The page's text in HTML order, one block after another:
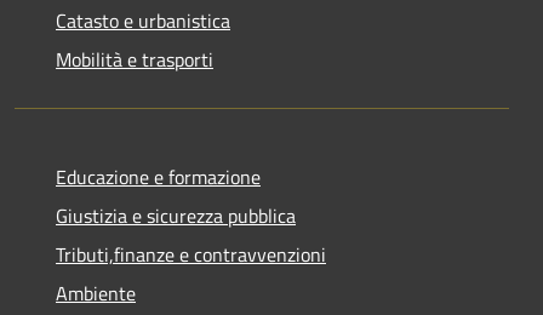
Catasto e urbanistica
Mobilità e trasporti
Educazione e formazione
Giustizia e sicurezza pubblica
Tributi,finanze e contravvenzioni
Ambiente